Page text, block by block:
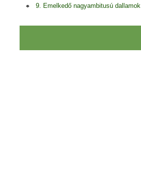
9. Emelkedő nagyambitusú dallamok